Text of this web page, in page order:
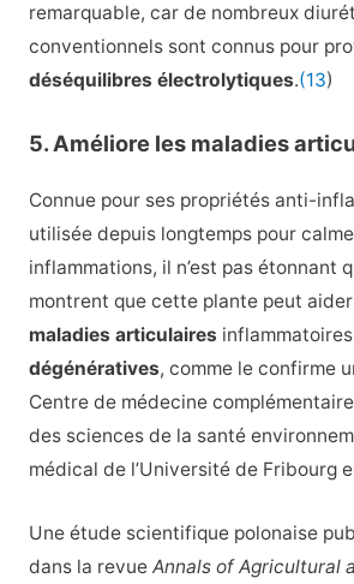
remarquable, car de nombreux
conventionnels sont connus pour
déséquilibres électrolytiques.(13)
5. Améliore les maladies
Connue pour ses propriétés anti-
utilisée depuis longtemps pour
inflammations, il n’est pas étonnant
montrent que cette plante peut
maladies articulaires
dégénératives, comme le confirme
Centre de médecine
des sciences de la santé
médical de l’Université de Fribourg
Une étude scientifique polonaise
dans la revue Annals of Agricultural